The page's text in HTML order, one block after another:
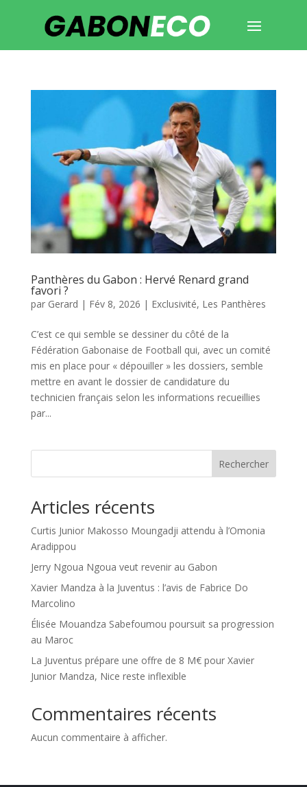
Panthères du Gabon : Hervé Renard grand
favori ?
par Gerard | Fév 8, 2026 | Exclusivité, Les Panthères
C’est ce qui semble se dessiner du côté de la
Fédération Gabonaise de Football qui, avec un comité
mis en place pour « dépouiller » les dossiers, semble
mettre en avant le dossier de candidature du
technicien français selon les informations recueillies
par...
Rechercher
Articles récents
Curtis Junior Makosso Moungadji attendu à l’Omonia
Aradippou
Jerry Ngoua Ngoua veut revenir au Gabon
Xavier Mandza à la Juventus : l’avis de Fabrice Do
Marcolino
Élisée Mouandza Sabefoumou poursuit sa progression
au Maroc
La Juventus prépare une offre de 8 M€ pour Xavier
Junior Mandza, Nice reste inflexible
Commentaires récents
Aucun commentaire à afficher.